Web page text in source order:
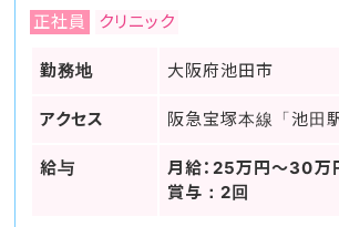
正社員 クリニック
勤務地 大阪府池田市
アクセス 阪急宝塚本線「池田
給与
月給：25万円～30万
賞与：2回